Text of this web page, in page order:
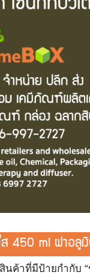
ส 450 ml ฝาอลูเ
นค้าที่มีป้ายกำกับ “